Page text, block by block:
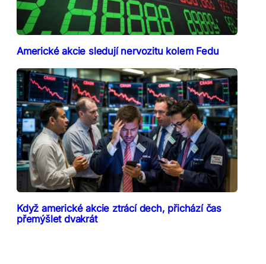
Americké akcie sledují nervozitu kolem Fedu
Když americké akcie ztrácí dech, přichází čas
přemýšlet dvakrát